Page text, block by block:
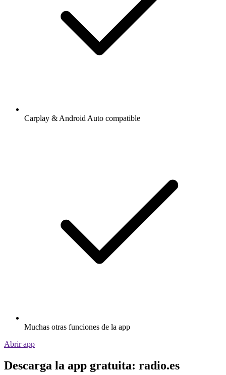
Carplay & Android Auto compatible
Muchas otras funciones de la app
Abrir app
Descarga la app gratuita: radio.es